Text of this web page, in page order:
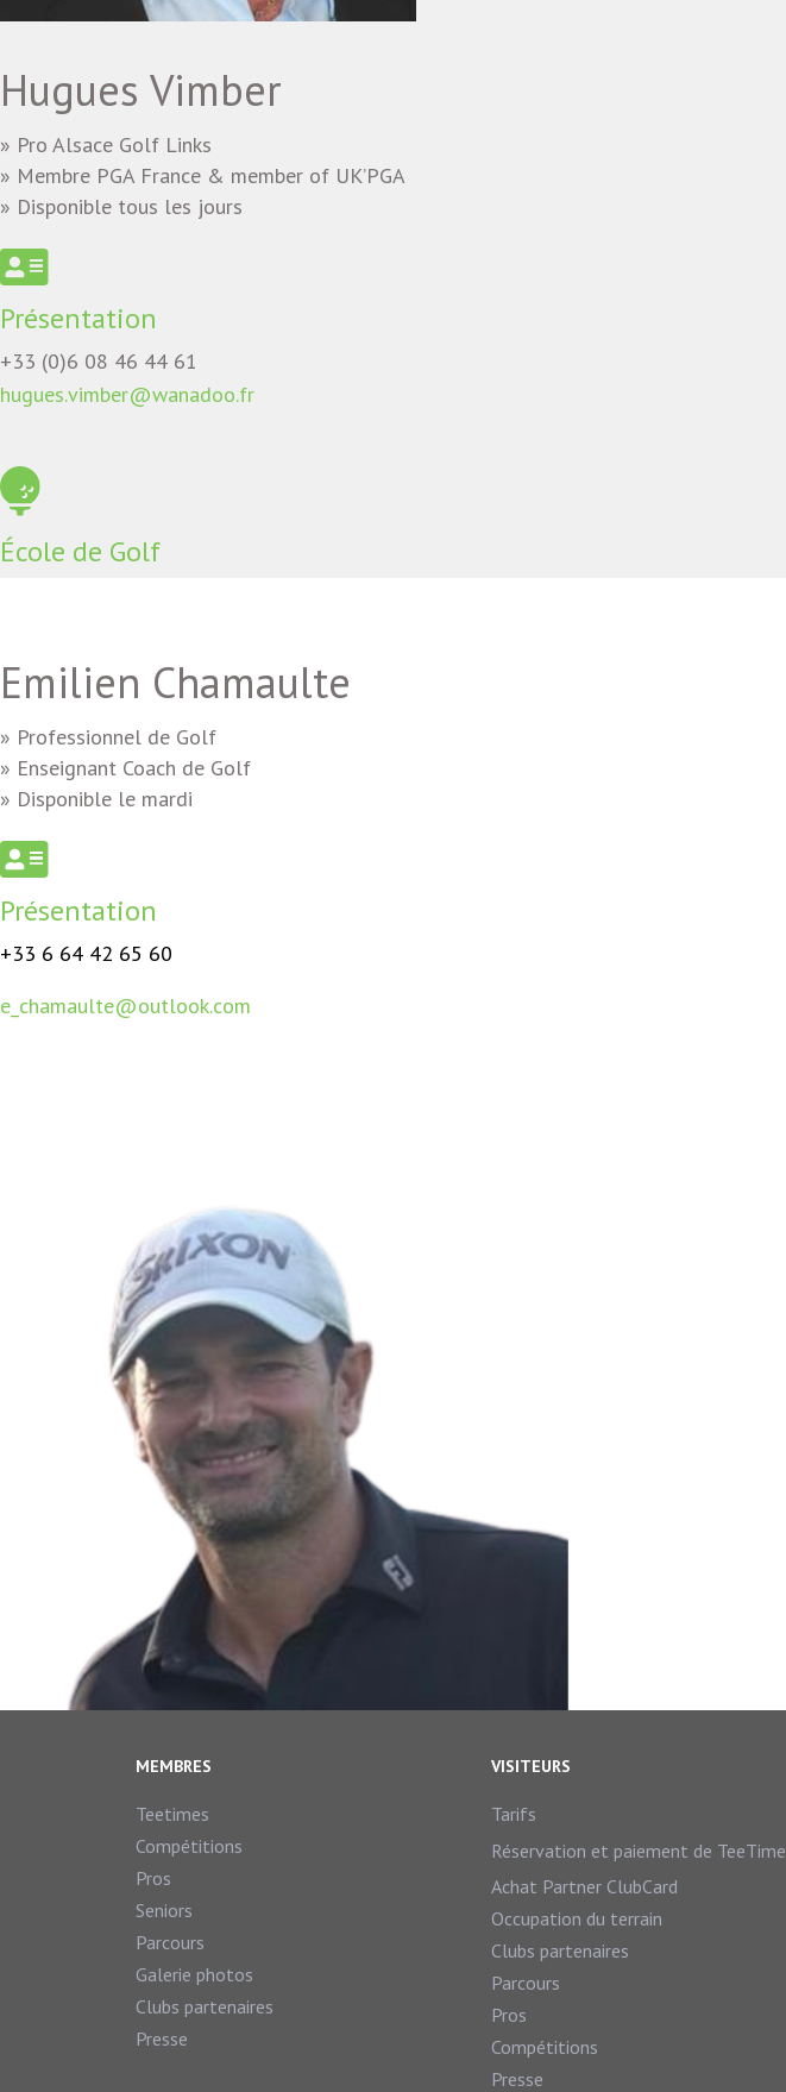
Hugues Vimber
» Pro Alsace Golf Links
» Membre PGA France & member of UK’PGA
» Disponible tous les jours
Présentation
+33 (0)6 08 46 44 61
hugues.vimber@wanadoo.fr
École de Golf
Emilien Chamaulte
» Professionnel de Golf
» Enseignant Coach de Golf
» Disponible le mardi
Présentation
+33 6 64 42 65 60
e_chamaulte@outlook.com
MEMBRES
Teetimes
Compétitions
Pros
Seniors
Parcours
Galerie photos
Clubs partenaires
Presse
VISITEURS
Tarifs
Réservation et paiement de TeeTime
Achat Partner ClubCard
Occupation du terrain
Clubs partenaires
Parcours
Pros
Compétitions
Presse